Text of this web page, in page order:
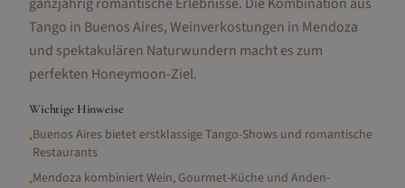
Tango in Buenos Aires, Weinverkostungen in Mendoza
und spektakulären Naturwundern macht es zum
perfekten Honeymoon-Ziel.
Wichtige Hinweise
•Buenos Aires bietet erstklassige Tango-Shows und romantische
Restaurants
•Mendoza kombiniert Wein, Gourmet-Küche und Anden-